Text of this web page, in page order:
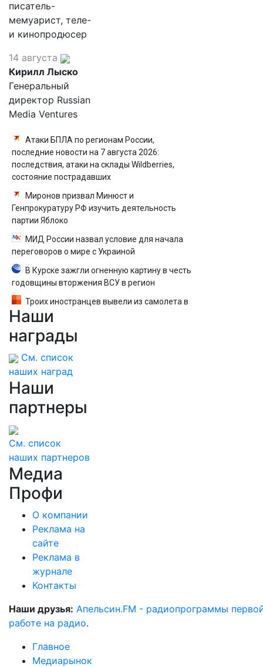
писатель-
мемуарист, теле-
и кинопродюсер
14 августа
Кирилл Лыско
Генеральный
директор Russian
Media Ventures
Атаки БПЛА по регионам России,
последние новости на 7 августа 2026:
последствия, атаки на склады Wildberries,
состояние пострадавших
Миронов призвал Минюст и
Генпрокуратуру РФ изучить деятельность
партии Яблоко
МИД России назвал условие для начала
переговоров о мире с Украиной
В Курске зажгли огненную картину в честь
годовщины вторжения ВСУ в регион
Троих иностранцев вывели из самолета в
Екатеринбурге после кражи денег у
Наши
награды
См. список
наших наград
Наши
партнеры
См. список
наших партнеров
Медиа
Профи
О компании
Реклама на
сайте
Реклама в
журнале
Контакты
Наши друзья: Апельсин.FM - радиопрограммы
работе на радио.
Главное
Медиарынок